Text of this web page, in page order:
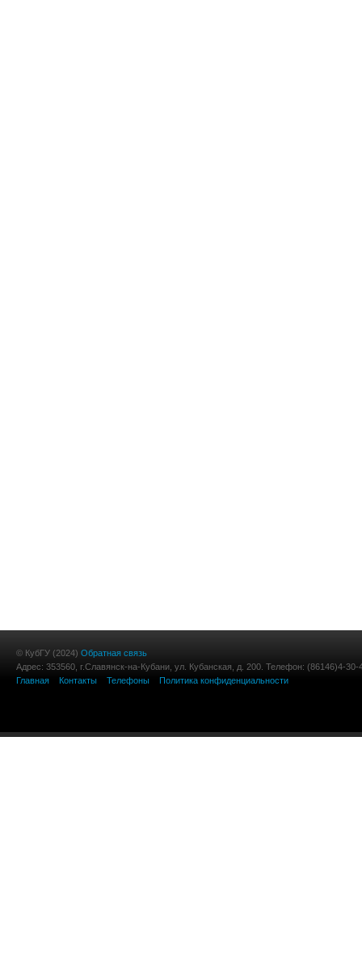
© КубГУ (2024) Обратная связь
Адрес: 353560, г.Славянск-на-Кубани, ул. Кубанская, д. 200. Телефон: (86146)4-30-
Главная
Контакты Телефоны Политика конфиденциальности